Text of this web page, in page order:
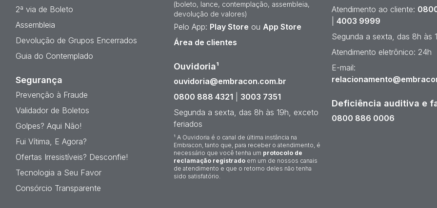
2ª via de Boleto
Assembleia
Devolução de Grupos Encerrados
Guia do Contemplado
Segurança
Prevenção à Fraude
Validador de Boletos
Golpes? Aqui Não!
Fui Vítima, E Agora?
Ofertas Irresistíveis? Desconfie!
Tecnologia a Seu Favor
Consórcio Transparente
(boleto, lance, contemplação, assembleia,
devolução de valores)
Pelo App: Play Store ou App Store
Área de clientes
Ouvidoria¹
ouvidoria@embracon.com.br
0800 888 4321
3003 7351
Segunda a sexta, das 8h às 19h, exceto
feriados
¹ A Ouvidoria é o canal de última instância na
Embracon, tanto que, para receber o atendimento, é
necessário que você tenha um protocolo de
reclamação registrado em um de nossos canais
de atendimento e que o retorno deles não tenha
sido satisfatório.
Atendimento ao cliente:
4003 9999
Segunda a sexta, das 8h às
Atendimento eletrônico: 24h
E-mail:
Deficiência auditiva e
0800 886 0006